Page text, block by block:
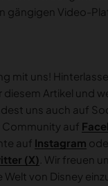
gängigen Video-
mit uns!
Artikel und
uns auch auf
Community auf
auf Instagram
(X) . Wir freuen
von Disney